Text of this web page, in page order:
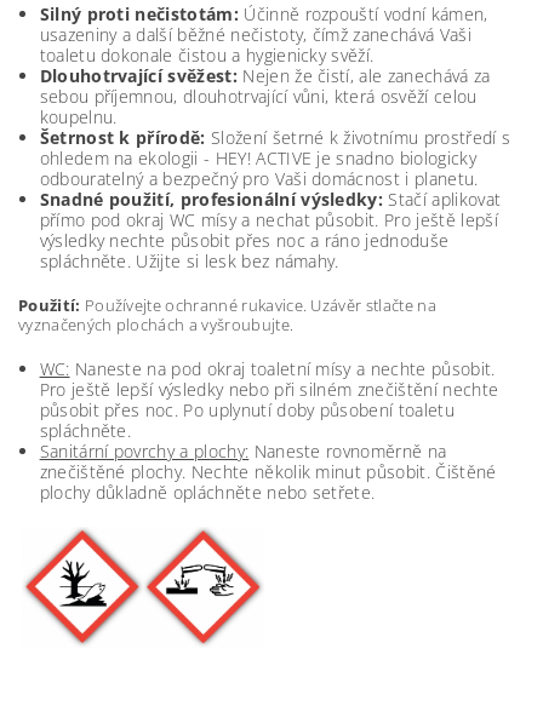
Silný proti nečistotám: Účinně rozpouští vodní kámen,
usazeniny a další běžné nečistoty, čímž zanechává Vaši
toaletu dokonale čistou a hygienicky svěží.
Dlouhotrvající svěžest: Nejen že čistí, ale zanechává za
sebou příjemnou, dlouhotrvající vůni, která osvěží celou
koupelnu.
Šetrnost k přírodě: Složení šetrné k životnímu prostředí s
ohledem na ekologii - HEY! ACTIVE je snadno biologicky
odbouratelný a bezpečný pro Vaši domácnost i planetu.
Snadné použití, profesionální výsledky: Stačí aplikovat
přímo pod okraj WC mísy a nechat působit. Pro ještě lepší
výsledky nechte působit přes noc a ráno jednoduše
spláchněte. Užijte si lesk bez námahy.
Použití: Používejte ochranné rukavice. Uzávěr stlačte na
vyznačených plochách a vyšroubujte.
WC: Naneste na pod okraj toaletní mísy a nechte působit.
Pro ještě lepší výsledky nebo při silném znečištění nechte
působit přes noc. Po uplynutí doby působení toaletu
spláchněte.
Sanitární povrchy a plochy: Naneste rovnoměrně na
znečištěné plochy. Nechte několik minut působit. Čištěné
plochy důkladně opláchněte nebo setřete.